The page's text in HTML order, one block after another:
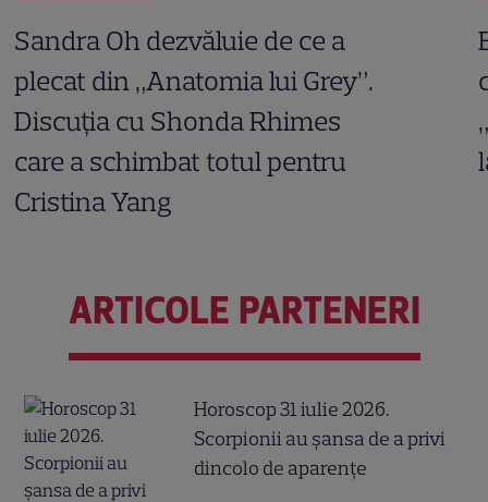
Sandra Oh dezvăluie de ce a
plecat din „Anatomia lui Grey”.
Discuția cu Shonda Rhimes
care a schimbat totul pentru
Cristina Yang
ARTICOLE PARTENERI
Horoscop 31 iulie 2026.
Scorpionii au șansa de a privi
dincolo de aparențe